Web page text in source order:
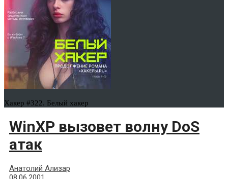
Хакер #322. Белый хакер
WinXP вызовет волну DoS
атак
Анатолий Ализар